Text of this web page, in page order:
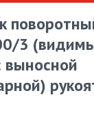
3
выносной